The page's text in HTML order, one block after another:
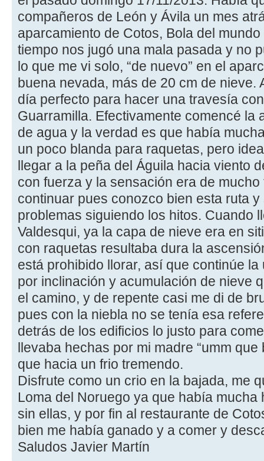
compañeros de León y Ávila un mes
aparcamiento de Cotos, Bola del
tiempo nos jugó una mala pasada y no
lo que me vi solo, “de nuevo” en el
buena nevada, más de 20 cm de nieve.
día perfecto para hacer una travesía
Guarramilla. Efectivamente comencé la
de agua y la verdad es que había
un poco blanda para raquetas, pero
llegar a la peña del Águila hacia viento
con fuerza y la sensación era de
continuar pues conozco bien esta ruta
problemas siguiendo los hitos. Cuando
Valdesqui, ya la capa de nieve era en
con raquetas resultaba dura la
está prohibido llorar, así que continúe
por inclinación y acumulación de nieve
el camino, y de repente casi me di de
pues con la niebla no se tenía esa
detrás de los edificios lo justo para
llevaba hechas por mi madre “umm
que hacia un frio tremendo.
Disfrute como un crio en la bajada, me
Loma del Noruego ya que había
sin ellas, y por fin al restaurante de
bien me había ganado y a comer y
Saludos Javier Martín